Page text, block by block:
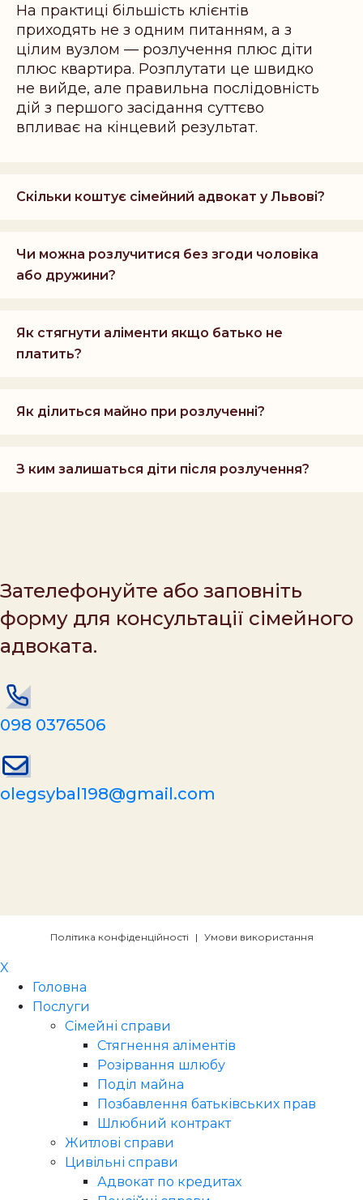
На практиці більшість клієнтів
приходять не з одним питанням, а з
цілим вузлом — розлучення плюс діти
плюс квартира. Розплутати це швидко
не вийде, але правильна послідовність
дій з першого засідання суттєво
впливає на кінцевий результат.
Скільки коштує сімейний адвокат у Львові?
Чи можна розлучитися без згоди чоловіка
або дружини?
Як стягнути аліменти якщо батько не
платить?
Як ділиться майно при розлученні?
З ким залишаться діти після розлучення?
Зателефонуйте або заповніть
форму для консультації сімейного
адвоката.
098 0376506
olegsybal198@gmail.com
Політика конфіденційності | Умови використання
X
Головна
Послуги
Сімейні справи
Стягнення аліментів
Розірвання шлюбу
Поділ майна
Позбавлення батьківських прав
Шлюбний контракт
Житлові справи
Цивільні справи
Адвокат по кредитах